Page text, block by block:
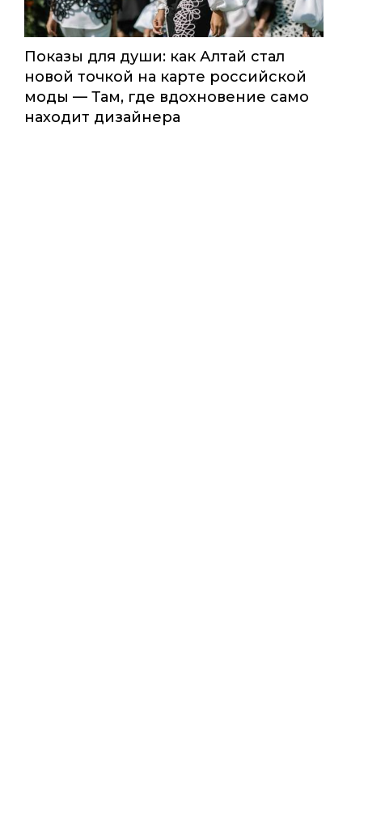
Показы для души: как Алтай стал
новой точкой на карте российской
моды — Там, где вдохновение само
находит дизайнера